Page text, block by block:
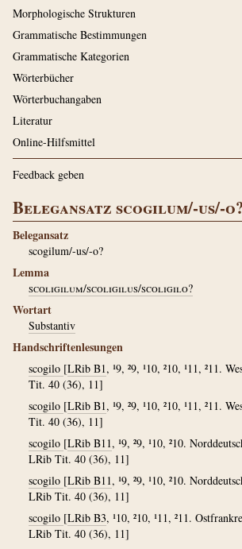
Morphologische Strukturen
Grammatische Bestimmungen
Grammatische Kategorien
Wörterbücher
Wörterbuchangaben
Literatur
Online-Hilfsmittel
Feedback geben
Belegansatz scogilum/-us/-
Belegansatz
scogilum/-us/-o?
Lemma
scoligilum/scoligilus/scoligilo?
Wortart
Substantiv
Handschriftenlesungen
scogilo [LRib B1, ¹9, ²9, ¹10, ²10, ¹11, ²11.
Tit. 40 (36), 11]
scogilo [LRib B1, ¹9, ²9, ¹10, ²10, ¹11, ²11.
Tit. 40 (36), 11]
scogilo [LRib B11, ¹9, ²9, ¹10, ²10.
LRib Tit. 40 (36), 11]
scogilo [LRib B11, ¹9, ²9, ¹10, ²10.
LRib Tit. 40 (36), 11]
scogilo [LRib B3, ¹10, ²10, ¹11, ²11.
LRib Tit. 40 (36), 11]